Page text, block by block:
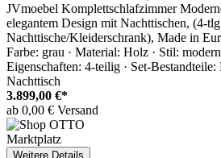
JVmoebel Komplettschlafzimmer
elegantem Design mit Nachttischen, (4-
Nachttische/Kleiderschrank), Made in
Farbe: grau · Material: Holz · Stil:
Eigenschaften: 4-teilig · Set-
Nachttisch
3.899,00 €*
ab 0,00 € Versand
Marktplatz
Weitere Details